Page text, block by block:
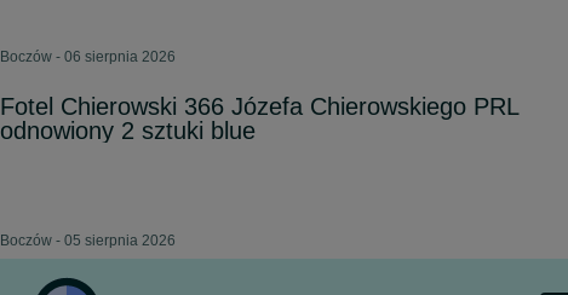
Boczów - 06 sierpnia 2026
Fotel Chierowski 366 Józefa Chierowskiego PRL
odnowiony 2 sztuki blue
Boczów - 05 sierpnia 2026